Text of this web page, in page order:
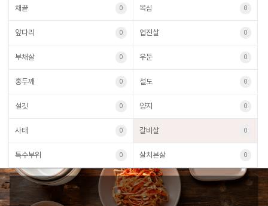
채끝 0 목심 0
앞다리 0 업진살 0
부채살 0 우둔 0
홍두깨 0 설도 0
설깃 0 양지 0
사태 0 갈비살 0
특수부위 0 살치본살 0